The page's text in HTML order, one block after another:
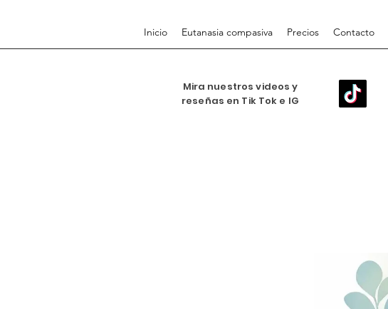
Inicio Eutanasia compasiva Precios Contacto
Mira nuestros videos y
reseñas en Tik Tok e IG